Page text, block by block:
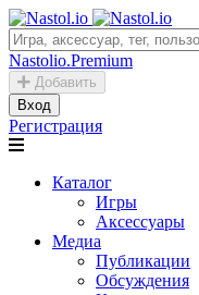
Nastolio.Premium
Добавить
Вход
Регистрация
Каталог
Игры
Аксессуары
Медиа
Публикации
Обсуждения